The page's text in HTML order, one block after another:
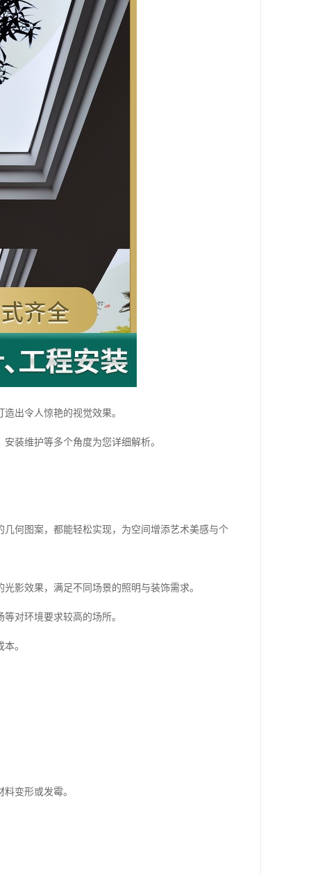
出令人惊艳的视觉效果。
装维护等多个角度为您详细解析。
何图案，都能轻松实现，为空间增添艺术美感与个
影效果，满足不同场景的照明与装饰需求。
对环境要求较高的场所。
。
变形或发霉。